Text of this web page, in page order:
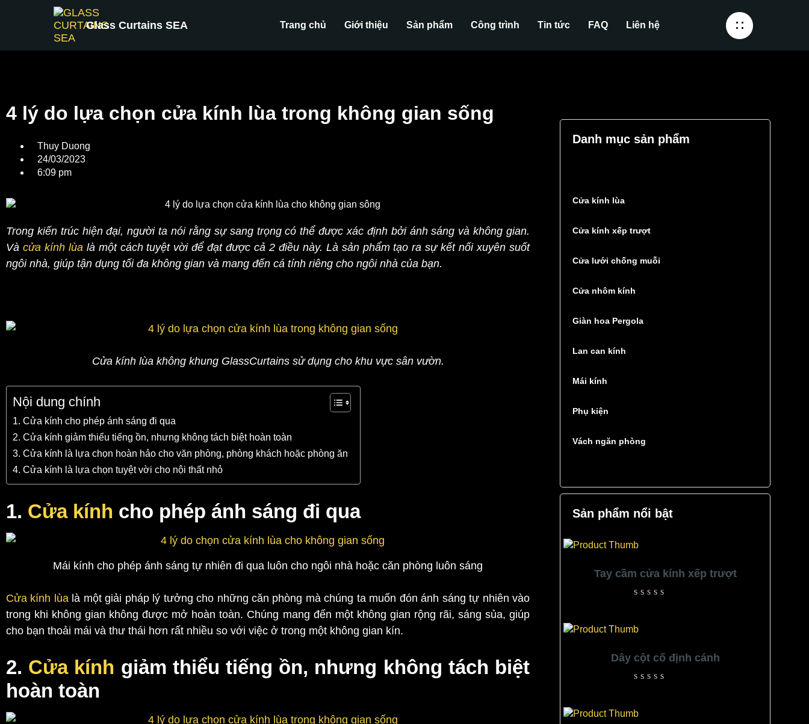
Glass Curtains SEA Trang chủ Giới thiệu Sản phẩm Công trình Tin tức FAQ Liên hệ
4 lý do lựa chọn cửa kính lùa trong không gian sống
Thuy Duong
24/03/2023
6:09 pm
Trong kiến ​​trúc hiện đại, người ta nói rằng sự sang trọng có thể được xác định bởi ánh sáng và không gian.
Và cửa kính lùa là một cách tuyệt vời để đạt được cả 2 điều này. Là sản phẩm tạo ra sự kết nối xuyên suốt
ngôi nhà, giúp tận dụng tối đa không gian và mang đến cá tính riêng cho ngôi nhà của bạn.
Cửa kính lùa không khung GlassCurtains sử dụng cho khu vực sân vườn.
Nội dung chính
1. Cửa kính cho phép ánh sáng đi qua
2. Cửa kính giảm thiểu tiếng ồn, nhưng không tách biệt hoàn toàn
3. Cửa kính là lựa chọn hoàn hảo cho văn phòng, phòng khách hoặc phòng ăn
4. Cửa kính là lựa chọn tuyệt vời cho nội thất nhỏ
1. Cửa kính cho phép ánh sáng đi qua
Mái kính cho phép ánh sáng tự nhiên đi qua luôn cho ngôi nhà hoặc căn phòng luôn sáng
Cửa kính lùalà một giải pháp lý tưởng cho những căn phòng mà chúng ta muốn đón ánh sáng tự nhiên vào
trong khi không gian không được mở hoàn toàn. Chúng mang đến một không gian rộng rãi, sáng sủa, giúp
cho bạn thoải mái và thư thái hơn rất nhiều so với việc ở trong một không gian kín.
2. Cửa kính giảm thiểu tiếng ồn, nhưng không tách biệt
hoàn toàn
Danh mục sản phẩm
Cửa kính lùa
Cửa kính xếp trượt
Cửa lưới chống muỗi
Cửa nhôm kính
Giàn hoa Pergola
Lan can kính
Mái kính
Phụ kiện
Vách ngăn phòng
Sản phẩm nổi bật
Tay cầm cửa kính xếp trượt
of
5
Dây cột cố định cánh
of
5